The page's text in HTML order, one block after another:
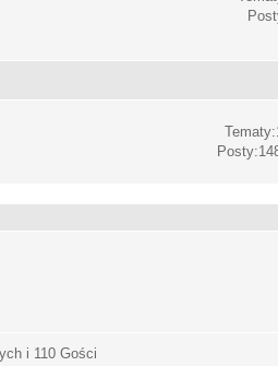
i 110 Gości